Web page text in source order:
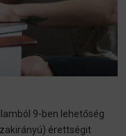
9-ben lehetőség
érettségit